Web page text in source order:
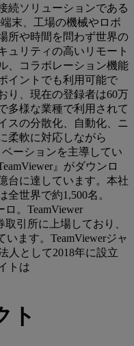
続ソリューションである
端末、工場の機械やロボ
所や時間を問わず世界の
ュリティの高いリモート
、コラボレーション機能
イントでも利用可能で
り、現在の登録者は60万
多様な業種で利用されて
スの分散化、自動化、ニ
柔軟に対応しながら
ーションを主導してい
』がダウンロ
台に達しています。本社
世界で約1,500名。
。TeamViewer
引所に上場しており、
ます。TeamViewerジャ
人として2018年に設立
トは
ト